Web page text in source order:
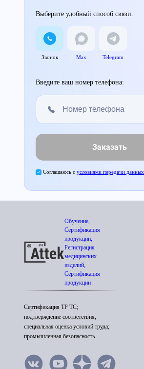
Выберите удобный способ связи:
Звонок Max Telegram
Введите ваш номер телефона:
Заказать
Соглашаюсь с условиями передачи данных
Обучение,
Сертификация
продукции,
Регистрация
медицинских
изделий,
Сертификация
продукции
Сертификация ТР ТС;
подтверждение соответствия;
специальная оценка условий труда;
промышленная безопасность.